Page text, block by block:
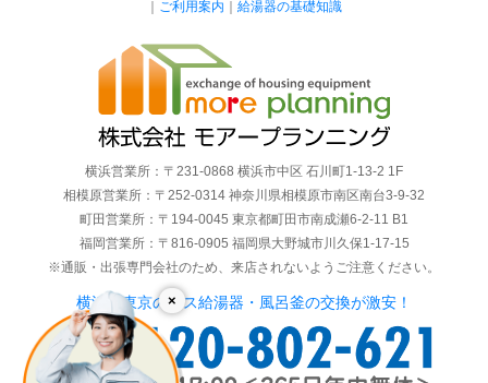
×
｜ ご利用案内 ｜ 給湯器の基礎知識
横浜営業所：〒231-0868 横浜市中区 石川町1-13-2 1F
相模原営業所：〒252-0314 神奈川県相模原市南区南台3-9-32
町田営業所：〒194-0045 東京都町田市南成瀬6-2-11 B1
福岡営業所：〒816-0905 福岡県大野城市川久保1-17-15
※通販・出張専門会社のため、来店されないようご注意ください。
横浜・東京のガス給湯器・風呂釜の交換が激安！